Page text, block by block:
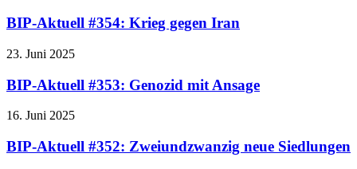
BIP-Aktuell #354: Krieg gegen Iran
23. Juni 2025
BIP-Aktuell #353: Genozid mit Ansage
16. Juni 2025
BIP-Aktuell #352: Zweiundzwanzig neue Siedlungen